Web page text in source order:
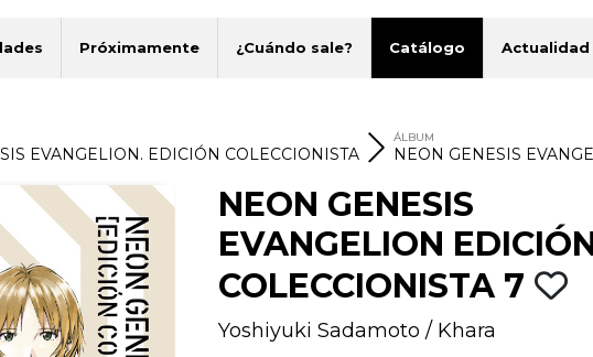
Próximamente ¿Cuándo sale? Catálogo Actualidad
EVANGELION. EDICIÓN COLECCIONISTA
ÁLBUM
NEON GENESIS
NEON GENESIS
EVANGELION
COLECCIONISTA 7
Yoshiyuki Sadamoto / Khara